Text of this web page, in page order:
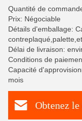
Quantité de
Prix: Négociable
Détails d'emballage:
Délai de livraison:
Conditions de
Capacité
mois
Obtenez